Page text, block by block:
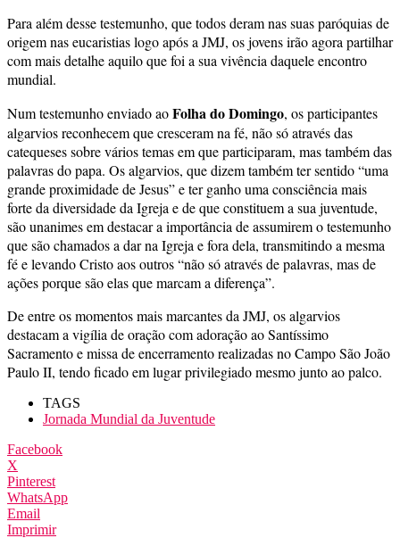
Para além desse testemunho, que todos deram nas suas paróquias de
origem nas eucaristias logo após a JMJ, os jovens irão agora partilhar
com mais detalhe aquilo que foi a sua vivência daquele encontro
mundial.
Num testemunho enviado aoFolha do Domingo, os participantes
algarvios reconhecem que cresceram na fé, não só através das
catequeses sobre vários temas em que participaram, mas também das
palavras do papa. Os algarvios, que dizem também ter sentido “uma
grande proximidade de Jesus” e ter ganho uma consciência mais
forte da diversidade da Igreja e de que constituem a sua juventude,
são unanimes em destacar a importância de assumirem o testemunho
que são chamados a dar na Igreja e fora dela, transmitindo a mesma
fé e levando Cristo aos outros “não só através de palavras, mas de
ações porque são elas que marcam a diferença”.
De entre os momentos mais marcantes da JMJ, os algarvios
destacam a vigília de oração com adoração ao Santíssimo
Sacramento e missa de encerramento realizadas no Campo São João
Paulo II, tendo ficado em lugar privilegiado mesmo junto ao palco.
TAGS
Jornada Mundial da Juventude
Facebook
X
Pinterest
WhatsApp
Email
Imprimir